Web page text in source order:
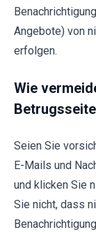
Angebote) von
erfolgen.
Wie
Seien Sie
E-Mails und
und klicken Sie
Sie nicht, dass